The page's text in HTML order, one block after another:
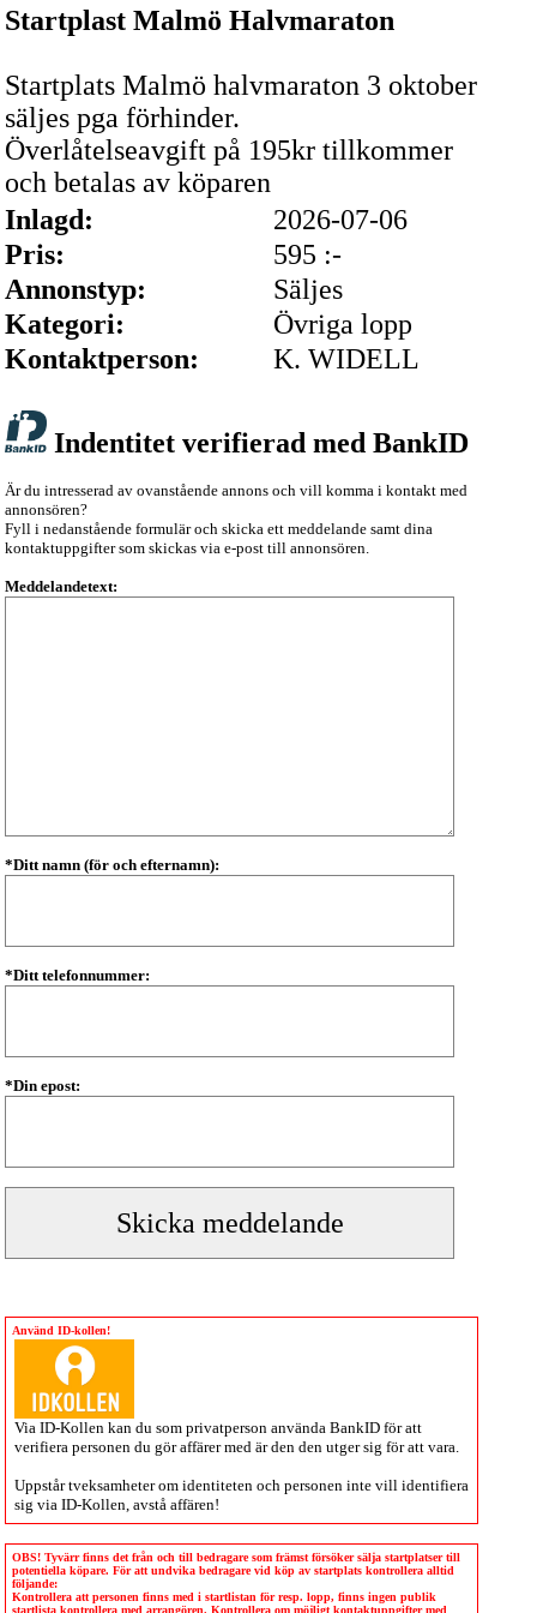
Startplast Malmö Halvmaraton
Startplats Malmö halvmaraton 3 oktober
säljes pga förhinder.
Överlåtelseavgift på 195kr tillkommer
och betalas av köparen
Inlagd:
2026-07-06
Pris:
595 :-
Annonstyp:
Säljes
Kategori:
Övriga lopp
Kontaktperson:
K. WIDELL
Indentitet verifierad med BankID
Är du intresserad av ovanstående annons och vill komma i kontakt med
annonsören?
Fyll i nedanstående formulär och skicka ett meddelande samt dina
kontaktuppgifter som skickas via e-post till annonsören.
Meddelandetext:
*Ditt namn (för och efternamn):
*Ditt telefonnummer:
*Din epost:
Använd ID-kollen!
Via ID-Kollen kan du som privatperson använda BankID för att
verifiera personen du gör affärer med är den den utger sig för att vara.
Uppstår tveksamheter om identiteten och personen inte vill identifiera
sig via ID-Kollen , avstå affären!
OBS! Tyvärr finns det från och till bedragare som främst försöker sälja startplatser till
potentiella köpare. För att undvika bedragare vid köp av startplats kontrollera alltid
följande:
Kontrollera att personen finns med i startlistan för resp. lopp, finns ingen publik
startlista kontrollera med arrangören. Kontrollera om möjligt kontaktuppgifter med